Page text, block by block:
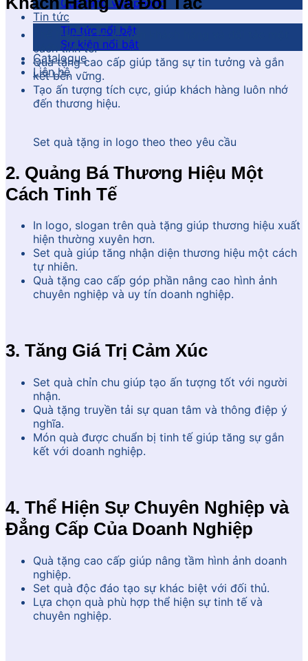
Quà tặng văn phòng
Tin tức
Tin tức nổi bật
Sự kiện nổi bật
Catalogue
Liên hệ
Thể hiện sự tri ân đến khách hàng và đối tác một
cách tinh tế.
Quà tặng cao cấp giúp tăng sự tin tưởng và gắn
kết bền vững.
Tạo ấn tượng tích cực, giúp khách hàng luôn nhớ
đến thương hiệu.
Set quà tặng in logo theo theo yêu cầu
2. Quảng Bá Thương Hiệu Một
Cách Tinh Tế
In logo, slogan trên quà tặng giúp thương hiệu xuất
hiện thường xuyên hơn.
Set quà giúp tăng nhận diện thương hiệu một cách
tự nhiên.
Quà tặng cao cấp góp phần nâng cao hình ảnh
chuyên nghiệp và uy tín doanh nghiệp.
3. Tăng Giá Trị Cảm Xúc
Set quà chỉn chu giúp tạo ấn tượng tốt với người
nhận.
Quà tặng truyền tải sự quan tâm và thông điệp ý
nghĩa.
Món quà được chuẩn bị tinh tế giúp tăng sự gắn
kết với doanh nghiệp.
4. Thể Hiện Sự Chuyên Nghiệp và
Đẳng Cấp Của Doanh Nghiệp
Quà tặng cao cấp giúp nâng tầm hình ảnh doanh
nghiệp.
Set quà độc đáo tạo sự khác biệt với đối thủ.
Lựa chọn quà phù hợp thể hiện sự tinh tế và
chuyên nghiệp.